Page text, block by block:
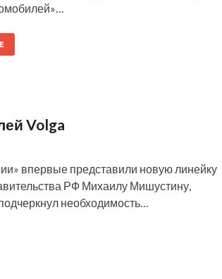
Volga
впервые представили новую линейку
РФ Михаилу Мишустину,
необходимость…